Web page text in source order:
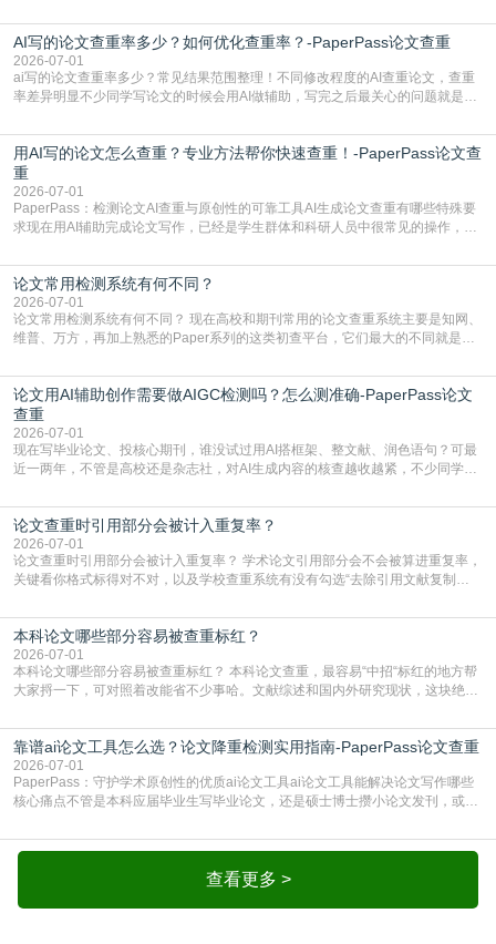
五遍还是过不了预检测的大有人在，这时候，找到靠谱的降AIGC检测率的网
站，就能少走好多弯路。PaperPass：守护学术原创性的智能伙伴AIGC生成内
容的学术合规痛点去年帮一个本科师弟改
AI写的论文查重率多少？如何优化查重率？-PaperPass论文查重
2026-07-01
ai写的论文查重率多少？常见结果范围整理！不同修改程度的AI查重论文，查重
率差异明显不少同学写论文的时候会用AI做辅助，写完之后最关心的问题就是ai
实际情况和大家想的不太一样。AI训练依赖海量公开学术文献、网络内容，生成
内容本质是按照语义概率拼接已有内容，很容易和已发布的作品撞重复，甚至会
直接引用整段已有内容，所以查重率偏高是
用AI写的论文怎么查重？专业方法帮你快速查重！-PaperPass论文查
重
2026-07-01
PaperPass：检测论文AI查重与原创性的可靠工具AI生成论文查重有哪些特殊要
求现在用AI辅助完成论文写作，已经是学生群体和科研人员中很常见的操作，不
但很多人忽略了，AI生成的内容天生带有重复风险——训练AI的数据集本身就包
含大量已公开的学术内容、网络原创内容，AI输出内容时很容易无意识拼接出重
复片
论文常用检测系统有何不同？
2026-07-01
论文常用检测系统有何不同？ 现在高校和期刊常用的论文查重系统主要是知网、
维普、万方，再加上熟悉的Paper系列的这类初查平台，它们最大的不同就是数
查数值误导。知网（CNKI）是学校定稿检测的绝对主流。本科用PMLC，含大学
生联合比对库，能比历届学长论文，硕博用VIP/TMLC，含学术论文联合比对
库，期刊投稿用AMLMC/SML
论文用AI辅助创作需要做AIGC检测吗？怎么测准确-PaperPass论文
查重
2026-07-01
现在写毕业论文、投核心期刊，谁没试过用AI搭框架、整文献、润色语句？可最
近一两年，不管是高校还是杂志社，对AI生成内容的核查越收越紧，不少同学投
真的太亏。提前做AIGC检测，已经成了很多过来人交稿前必做的一步。为什么
AIGC检测成了论文答辩投稿前的必备项？可能还有不少人觉得，我就用AI搭了个
框架，内容都是自己写的，至于做AIG
论文查重时引用部分会被计入重复率？
2026-07-01
论文查重时引用部分会被计入重复率？ 学术论文引用部分会不会被算进重复率，
关键看你格式标得对不对，以及学校查重系统有没有勾选“去除引用文献复制
独占一行，每条文献用[1][2]方括号编号、与正文一一对应，著录项符合GB/T
7714（作者、题名、刊名、年、卷期、页码齐全，标点用半角）；查重系统识别
成功后通常把这段标为引用，
本科论文哪些部分容易被查重标红？
2026-07-01
本科论文哪些部分容易被查重标红？ 本科论文查重，最容易“中招“标红的地方帮
大家捋一下，可对照着改能省不少事哈。文献综述和国内外研究现状，这块绝对
乎一模一样的话，你要是直接复制百度百科、教材或别人写好的综述段落，系统
一抓一个准，整段飘红。研究背景、意义和方法描述也是不可避免，比如“本文采
用问卷调查法““运用SPSS软件进行数据分
靠谱ai论文工具怎么选？论文降重检测实用指南-PaperPass论文查重
2026-07-01
PaperPass：守护学术原创性的优质ai论文工具ai论文工具能解决论文写作哪些
核心痛点不管是本科应届毕业生写毕业论文，还是硕士博士攒小论文发刊，或是
自己逐句读逐句改，熬好几个大夜不说，还经常改不到点上，交上去才发现重复
率超标，再返工太折腾。现在有了成熟的ai论文工具，这些痛点基本都能高效解
决。靠谱的ai论文工具，不止能帮你梳查看更多 >